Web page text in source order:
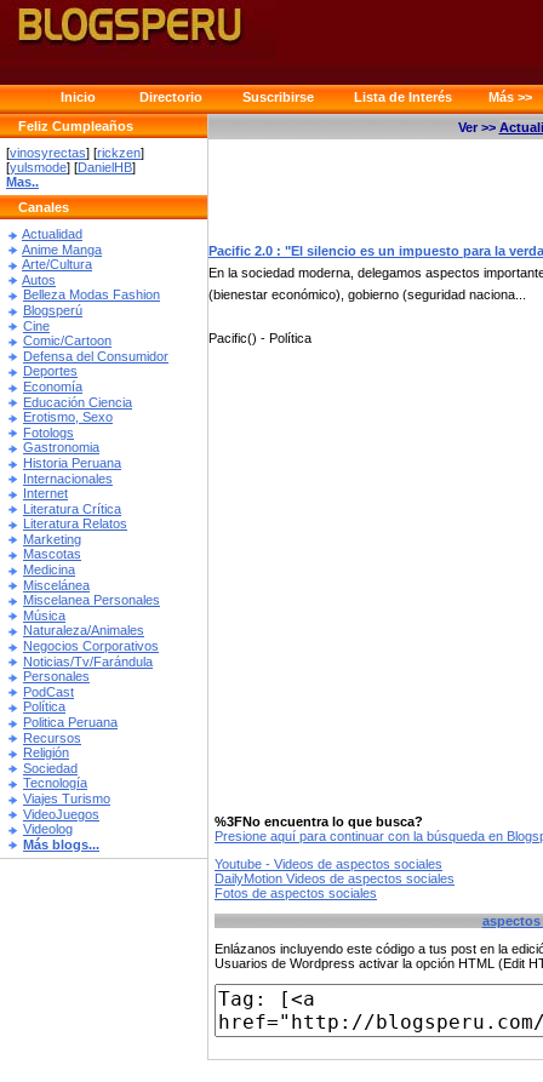
Inicio Directorio Suscribirse Lista de Interés
Más >>
Feliz Cumpleaños
[vinosyrectas] [rickzen]
[yulsmode] [DanielHB]
Mas..
Canales
Actualidad
Anime Manga
Arte/Cultura
Autos
Belleza Modas Fashion
Blogsperú
Cine
Comic/Cartoon
Defensa del Consumidor
Deportes
Economía
Educación Ciencia
Erotismo, Sexo
Fotologs
Gastronomia
Historia Peruana
Internacionales
Internet
Literatura Crítica
Literatura Relatos
Marketing
Mascotas
Medicina
Miscelánea
Miscelanea Personales
Música
Naturaleza/Animales
Negocios Corporativos
Noticias/Tv/Farándula
Personales
PodCast
Política
Politica Peruana
Recursos
Religión
Sociedad
Tecnología
Viajes Turismo
VideoJuegos
Videolog
Más blogs...
Ver >>
Pacific 2.0 : "El silencio es un impuesto para la
En la sociedad moderna, delegamos aspectos
(bienestar económico), gobierno (seguridad naciona...
Pacific() - Política
%3FNo encuentra lo que busca?
Presione aquí para continuar con la búsqueda en
Youtube - Videos de aspectos sociales
DailyMotion Videos de aspectos sociales
Fotos de aspectos sociales
aspectos
Enlázanos incluyendo este código a tus post en la
Usuarios de Wordpress activar la opción HTML (Edit